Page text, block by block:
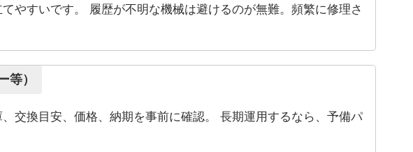
やすいです。 履歴が不明な機械は避けるのが無難。頻繁に修理さ
等）
交換目安、価格、納期を事前に確認。 長期運用するなら、予備パ